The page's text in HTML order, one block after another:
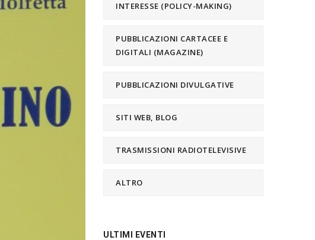
INTERESSE (POLICY-MAKING)
PUBBLICAZIONI CARTACEE E
DIGITALI (MAGAZINE)
PUBBLICAZIONI DIVULGATIVE
SITI WEB, BLOG
TRASMISSIONI RADIOTELEVISIVE
ALTRO
ULTIMI EVENTI